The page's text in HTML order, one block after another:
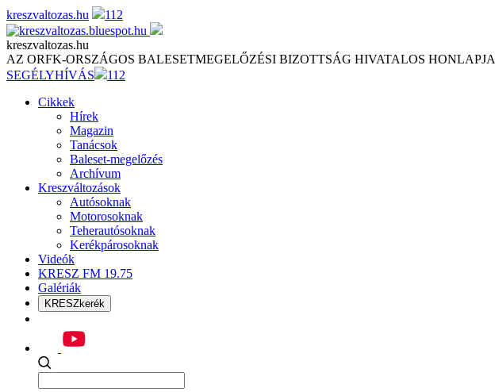
Skip
to
content
kreszvaltozas.hu 112
kreszvaltozas.hu
AZ ORFK-ORSZÁGOS BALESETMEGELŐZÉSI BIZOTTSÁG HIVATALOS HONLAPJA
SEGÉLYHÍVÁS
112
Cikkek
Hírek
Magazin
Tanácsok
Baleset-megelőzés
Archívum
Kreszváltozások
Autósoknak
Motorosoknak
Teherautósoknak
Kerékpárosoknak
Videók
KRESZ FM 19.75
Galériák
KRESZkerék